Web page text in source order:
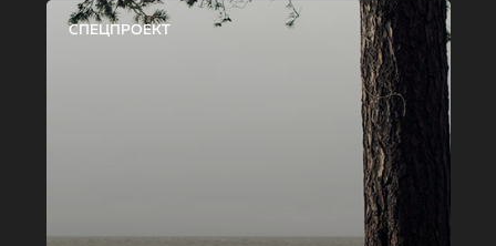
СПЕЦПРОЕКТ